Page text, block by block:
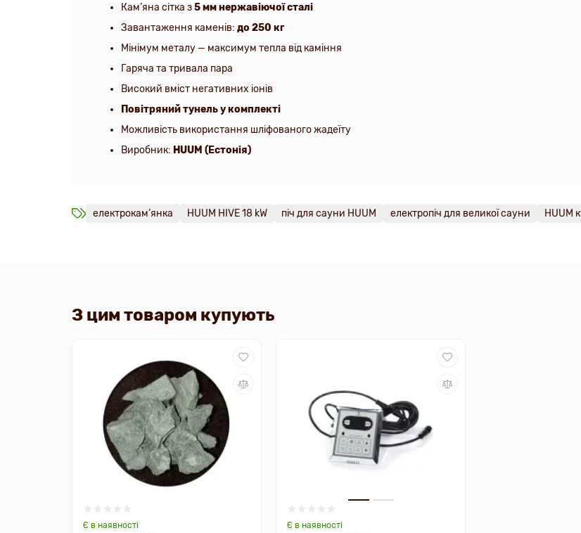
Кам’яна сітка з5 мм нержавіючої сталі
Завантаження каменів: до 250 кг
Мінімум металу — максимум тепла від каміння
Гаряча та тривала пара
Високий вміст негативних іонів
Повітряний тунель у комплекті
Можливість використання шліфованого жадеїту
Виробник: HUUM (Естонія)
електрокам’янка HUUM HIVE 18 kW піч для сауни HUUM електропіч для великої сауни HUUM
З цим товаром купують
Є в наявності
Є в наявності